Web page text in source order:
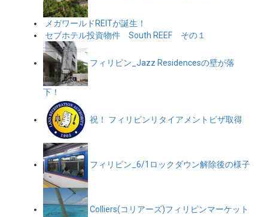
メガワールドREITが誕生！
セブホテル投資物件 South REEF その１
フィリピン_Jazz Residencesの壁が落
下！
祝！ フィリピンリタイアメントビザ取得
フィリピン_6/1ロックダウン解除後の様子
Colliers(コリアーズ)フィリピンマーケット